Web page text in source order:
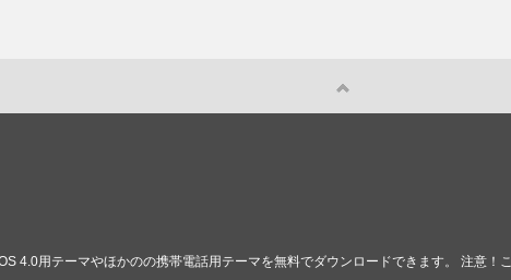
4.0用テーマやほかのの携帯電話用テーマを無料でダウンロードできます。 注意